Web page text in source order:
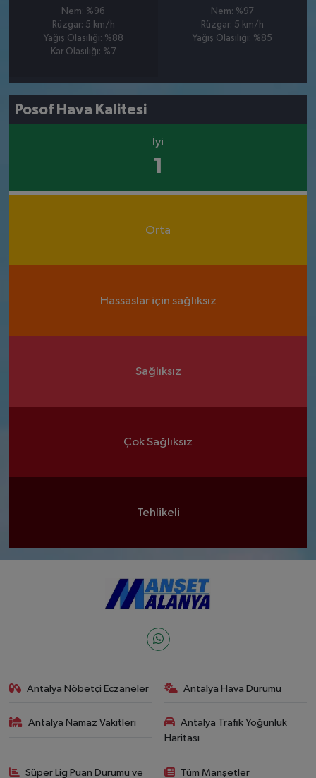
Nem: %96
Rüzgar: 5 km/h
Yağış Olasılığı: %88
Kar Olasılığı: %7
Nem: %97
Rüzgar: 5 km/h
Yağış Olasılığı: %85
Posof Hava Kalitesi
İyi
1
Orta
Hassaslar için sağlıksız
Sağlıksız
Çok Sağlıksız
Tehlikeli
Antalya Nöbetçi Eczaneler Antalya Hava Durumu
Antalya Namaz Vakitleri
Antalya Trafik Yoğunluk
Haritası
Süper Lig Puan Durumu ve Tüm Manşetler